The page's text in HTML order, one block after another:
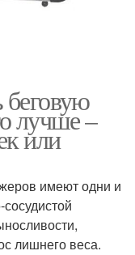
лучше –
или
имеют одни и
лишнего веса.